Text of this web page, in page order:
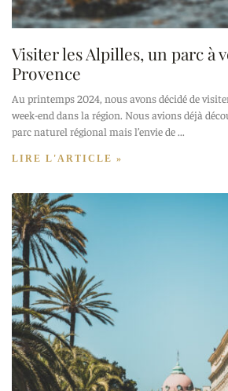
Visiter les Alpilles, un parc à
Provence
Au printemps 2024, nous avons décidé de
week-end dans la région. Nous avions déjà
parc naturel régional mais l’envie de
LIRE L'ARTICLE »